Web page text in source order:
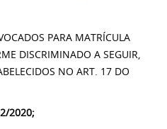
PARA MATRÍCULA
DISCRIMINADO A SEGUIR,
NO ART. 17 DO
– 17/02/2020;